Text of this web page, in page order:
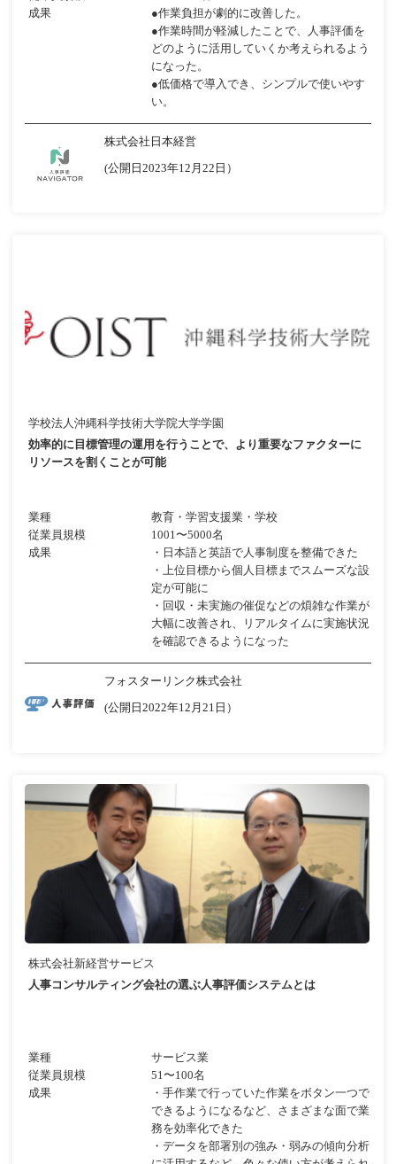
成果
●作業負担が劇的に改善した。
●作業時間が軽減したことで、人事評価を
どのように活用していくか考えられるよう
になった。
●低価格で導入でき、シンプルで使いやす
い。
株式会社日本経営
(公開日2023年12月22日）
学校法人沖縄科学技術大学院大学学園
効率的に目標管理の運用を行うことで、より重要なファクターに
リソースを割くことが可能
業種
教育・学習支援業・学校
従業員規模
1001〜5000名
成果
・日本語と英語で人事制度を整備できた
・上位目標から個人目標までスムーズな設
定が可能に
・回収・未実施の催促などの煩雑な作業が
大幅に改善され、リアルタイムに実施状況
を確認できるようになった
フォスターリンク株式会社
(公開日2022年12月21日）
株式会社新経営サービス
人事コンサルティング会社の選ぶ人事評価システムとは
業種
サービス業
従業員規模
51〜100名
成果
・手作業で行っていた作業をボタン一つで
できるようになるなど、さまざまな面で業
務を効率化できた
・データを部署別の強み・弱みの傾向分析